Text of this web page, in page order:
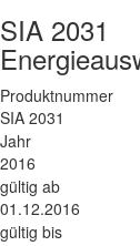
SIA 2031
Produktnummer
SIA 2031
Jahr
2016
gültig ab
01.12.2016
gültig bis